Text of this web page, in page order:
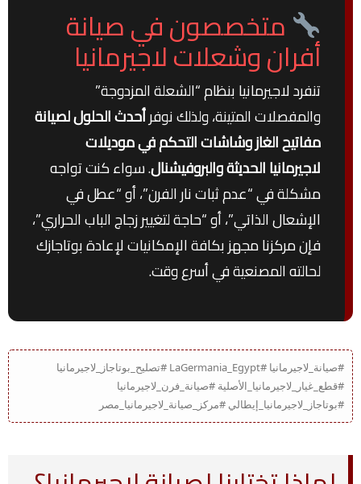
متخصصون في صيانة
أفران وشعلات لاجيرمانيا
تنفرد لاجيرمانيا بنظام “الشعلة المزدوجة”
والمفصلات المتينة، ولذلك نوفرأحدث الحلول لصيانة
مفاتيح الغاز وشاشات التحكم في موديلات
لاجيرمانيا الحديثة والبروفيشنال. سواء كنت تواجه
مشكلة في “عدم ثبات نار الفرن”، أو “عطل في
الإشعال الذاتي”، أو “حاجة لتغيير زجاج الباب الحراري”،
فإن مركزنا مجهز بكافة الإمكانيات لإعادة بوتاجازك
لحالته المصنعية في أسرع وقت.
#صيانة_لاجيرمانيا #LaGermania_Egypt #تصليح_بوتاجاز_لاجيرمانيا
#قطع_غيار_لاجيرمانيا_الأصلية #صيانة_فرن_لاجيرمانيا
#بوتاجاز_لاجيرمانيا_إيطالي #مركز_صيانة_لاجيرمانيا_مصر